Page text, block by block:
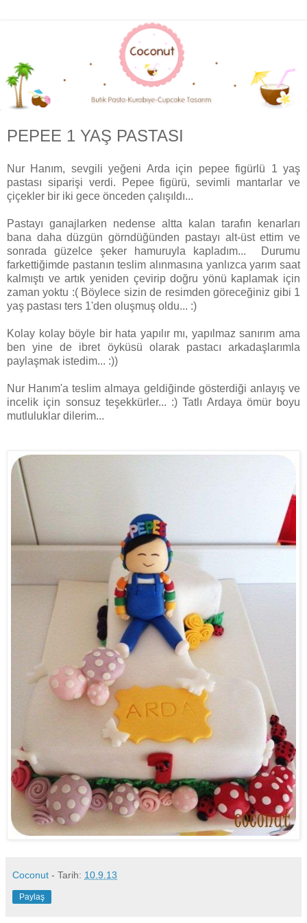
PEPEE 1 YAŞ PASTASI
Nur Hanım, sevgili yeğeni Arda için pepee figürlü 1 yaş
pastası siparişi verdi. Pepee figürü, sevimli mantarlar ve
çiçekler bir iki gece önceden çalışıldı...
Pastayı ganajlarken nedense altta kalan tarafın kenarları
bana daha düzgün görndüğünden pastayı alt-üst ettim ve
sonrada güzelce şeker hamuruyla kapladım... Durumu
farkettiğimde pastanın teslim alınmasına yanlızca yarım saat
kalmıştı ve artık yeniden çevirip doğru yönü kaplamak için
zaman yoktu :( Böylece sizin de resimden göreceğiniz gibi 1
yaş pastası ters 1'den oluşmuş oldu... :)
Kolay kolay böyle bir hata yapılır mı, yapılmaz sanırım ama
ben yine de ibret öyküsü olarak pastacı arkadaşlarımla
paylaşmak istedim... :))
Nur Hanım'a teslim almaya geldiğinde gösterdiği anlayış ve
incelik için sonsuz teşekkürler... :) Tatlı Ardaya ömür boyu
mutluluklar dilerim...
Coconut - Tarih: 10.9.13
Paylaş